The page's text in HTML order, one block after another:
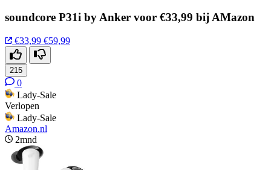
soundcore P31i by Anker voor €33,99 bij AMazon
€33,99 €59,99
215
0
Lady-Sale
Verlopen
Lady-Sale
Amazon.nl
2mnd